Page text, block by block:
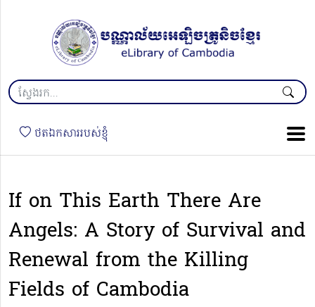
ថតឯកសាររបស់ខ្ញុំ
If on This Earth There Are
Angels: A Story of Survival and
Renewal from the Killing
Fields of Cambodia